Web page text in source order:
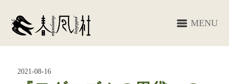
MENU
2021-08-16